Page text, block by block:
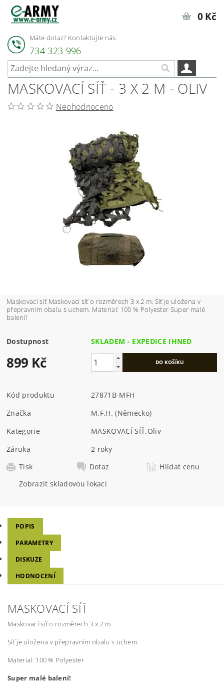
Máte dotaz? Kontaktujte nás:
734 323 996
0 Kč
MASKOVACÍ SÍŤ - 3 X 2 M - OLIV
Neohodnoceno
Maskovací síť Maskovací síť o rozměrech 3 x 2 m. Síť je uložena v
přepravním obalu s uchem. Material: 100 % Polyester Super malé
balení!
Dostupnost SKLADEM - EXPEDICE IHNED
899 Kč
Kód produktu
27871B-MFH
Značka
M.F.H. (Německo)
Kategorie
MASKOVACÍ SÍŤ,Oliv
Záruka
2 roky
Tisk
Dotaz
Hlídat cenu
Zobrazit skladovou lokaci
POPIS
PARAMETRY
DISKUZE
HODNOCENÍ
MASKOVACÍ SÍŤ
Maskovací síť o rozměrech 3 x 2 m.
Síť je uložena v přepravním obalu s uchem.
Material: 100 % Polyester
Super malé balení!